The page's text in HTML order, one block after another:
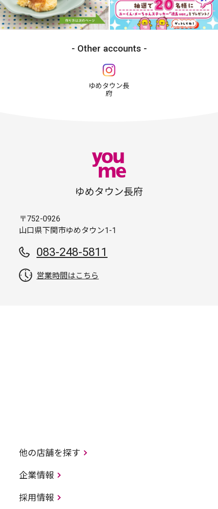
Other accounts
ゆめタウン長
府
ゆめタウン長府
〒752-0926
山口県下関市ゆめタウン1-1
083-248-5811
営業時間はこちら
他の店舗を探す
企業情報
採用情報